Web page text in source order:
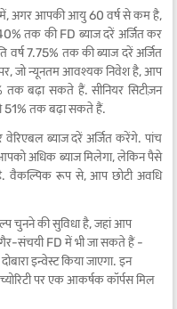
में, अगर आपकी आयु 60 वर्ष से कम है,
तक की FD ब्याज दरें अर्जित कर
7.75% तक की ब्याज दरें अर्जित
जो न्यूनतम आवश्यक निवेश है, आप
बढ़ा सकते हैं. सीनियर सिटीज़न
51% तक बढ़ा सकते हैं.
ब्याज दरें अर्जित करेंगे. पांच
अधिक ब्याज मिलेगा, लेकिन पैसे
वैकल्पिक रूप से, आप छोटी अवधि
चुनने की सुविधा है, जहां आप
संचयी FD में भी जा सकते हैं -
इन्वेस्ट किया जाएगा. इन
पर एक आकर्षक कॉर्पस मिल